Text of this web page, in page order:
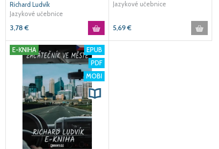
Richard Ludvík
Jazykové učebnice
3,78 €
Jazykové učebnice
5,69€
E-KNIHA
EPUB
PDF
MOBI